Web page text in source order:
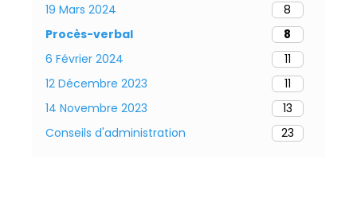
19 Mars 2024
8
Procès-verbal
8
6 Février 2024
11
12 Décembre 2023
11
14 Novembre 2023
13
Conseils d'administration
23